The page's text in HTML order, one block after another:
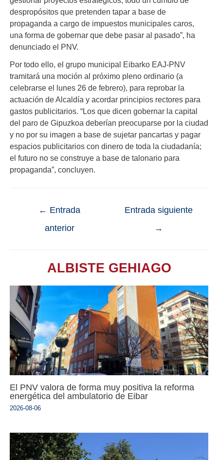
despropósitos que pretenden tapar a base de
propaganda a cargo de impuestos municipales caros,
una forma de gobernar que debe pasar al pasado”, ha
denunciado el PNV.
Por todo ello, el grupo municipal Eibarko EAJ-PNV
tramitará una moción al próximo pleno ordinario (a
celebrarse el lunes 26 de febrero), para reprobar la
actuación de Alcaldía y acordar principios rectores para
gastos publicitarios. “Los que dicen gobernar la capital
del paro de Gipuzkoa deberían preocuparse por la ciudad
y no por su imagen a base de sujetar pancartas y pagar
espacios publicitarios con dinero de toda la ciudadanía;
el futuro no se construye a base de talonario para
propaganda”, concluyen.
← Entrada
anterior
Entrada siguiente
→
ALBISTE GEHIAGO
El PNV valora de forma muy positiva la reforma
energética del ambulatorio de Eibar
2026-08-06